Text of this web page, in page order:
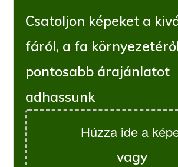
Csatoljon képeket a
fáról, a fa
pontosabb árajánlatot
adhassunk
Húzza ide a
vagy